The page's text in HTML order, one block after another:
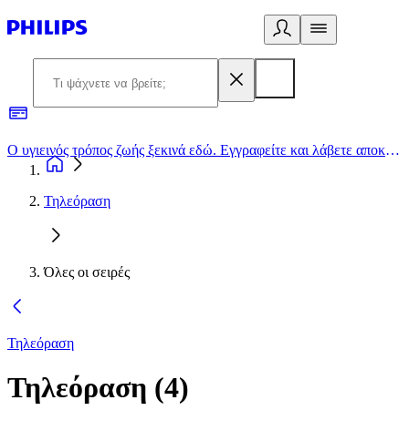
Ο υγιεινός τρόπος ζωής ξεκινά εδώ. Εγγραφείτε και λάβετε αποκλειστικές προσφορές
Τηλεόραση
Όλες οι σειρές
Τηλεόραση
Τηλεόραση (4)